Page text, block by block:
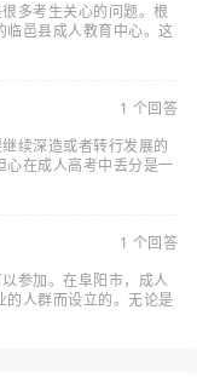
多考生关心的问题。根
邑县成人教育中心。这
1 个回答
续深造或者转行发展的
心在成人高考中丢分是一
1 个回答
参加。在阜阳市，成人
人群而设立的。无论是